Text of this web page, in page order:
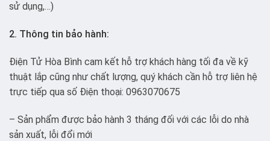
sử dụng,…)
2. Thông tin bảo hành:
Điện Tử Hòa Bình cam kết hỗ trợ khách hàng tối đa về kỹ
thuật lắp cũng như chất lượng, quý khách cần hỗ trợ liên hệ
trực tiếp qua số Điện thoại: 0963070675
– Sản phẩm được bảo hành 3 tháng đối với các lỗi do nhà
sản xuất, lỗi đổi mới